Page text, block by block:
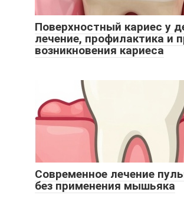
Поверхностный кариес у
лечение, профилактика и
возникновения кариеса
Современное лечение
без применения мышьяка